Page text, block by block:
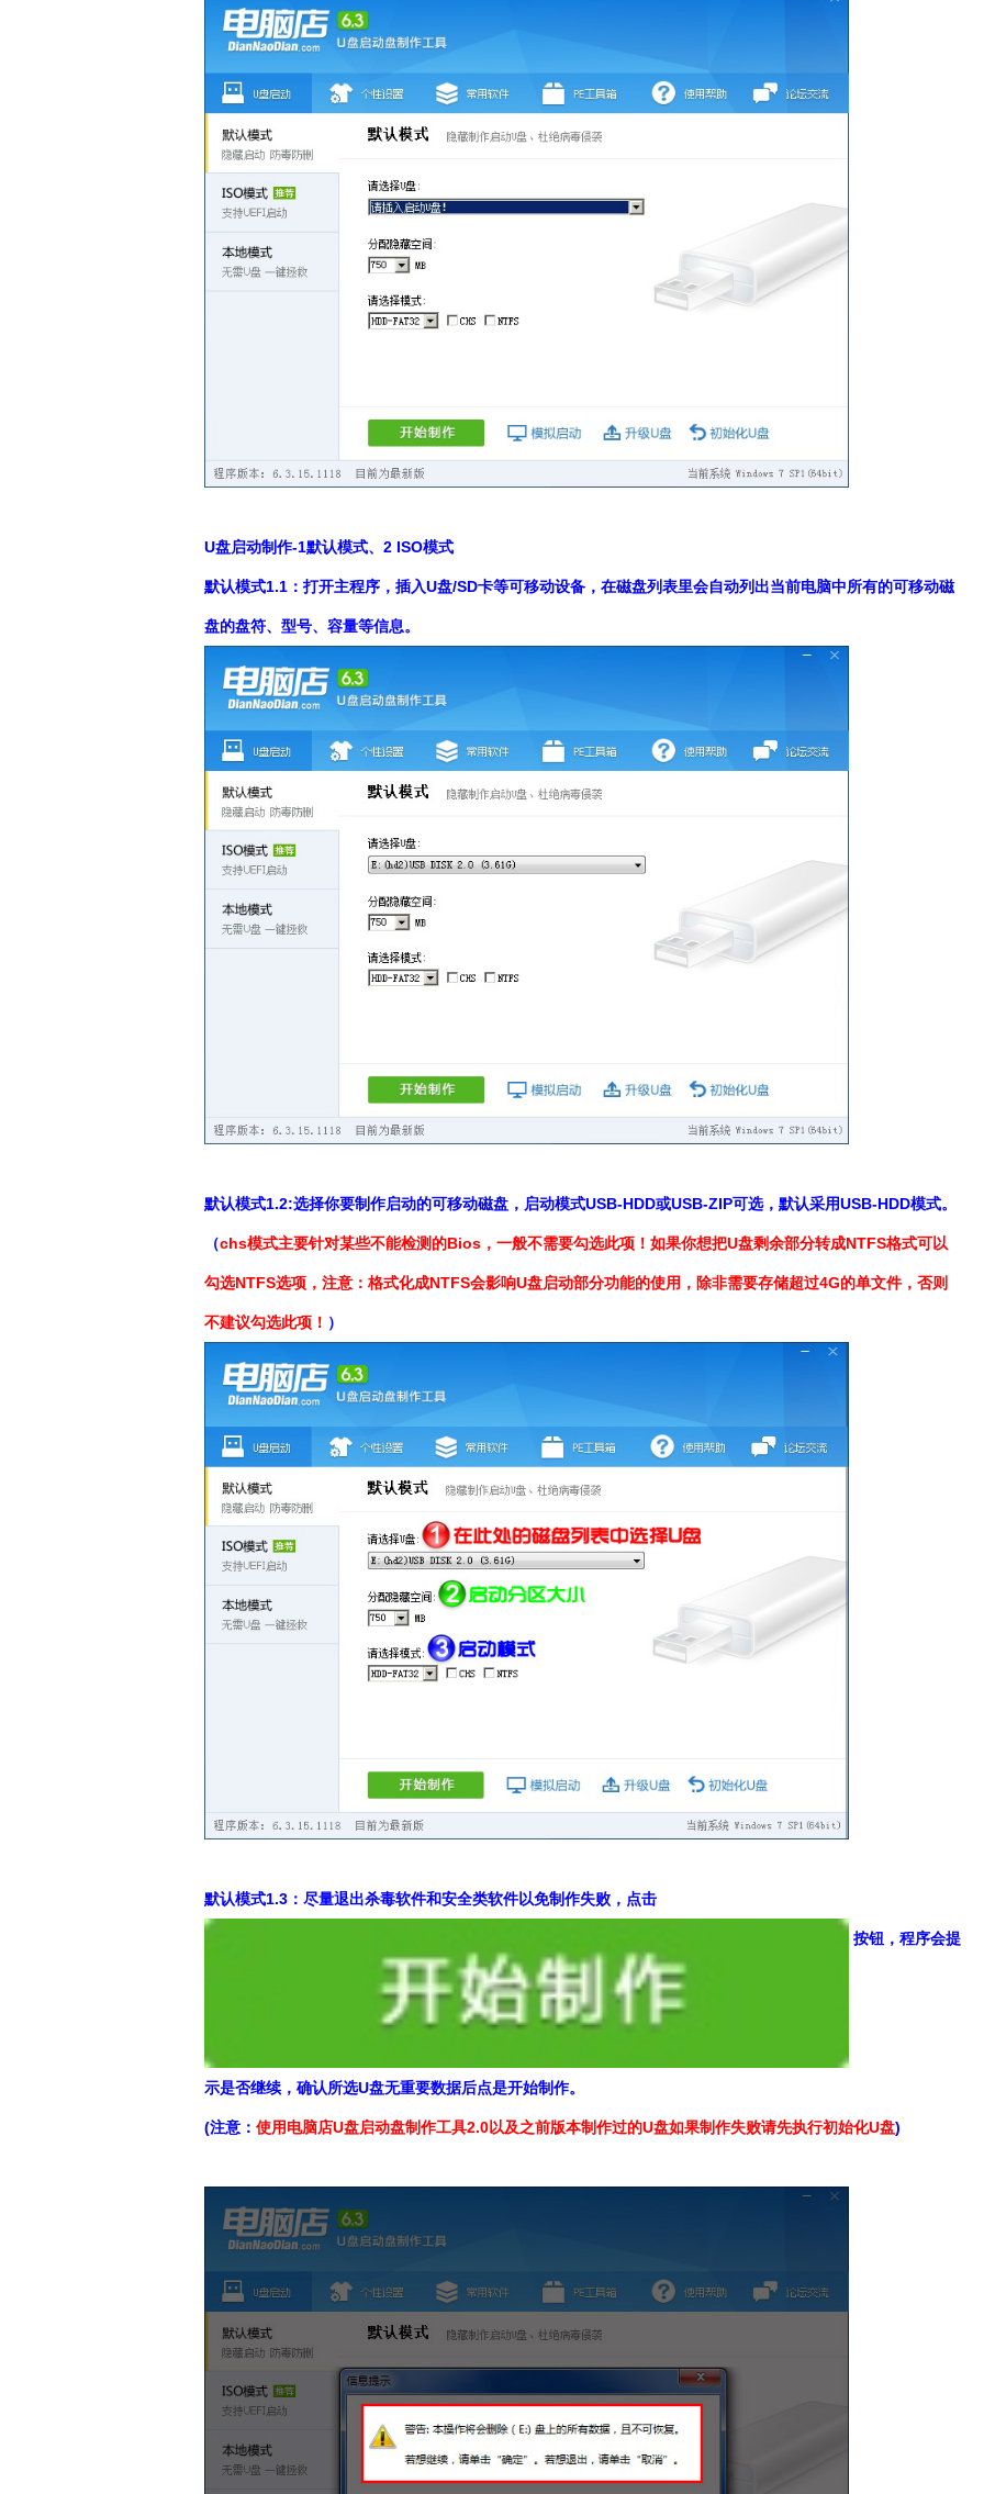
U盘启动制作-1默认模式、2 ISO模式
默认模式1.1：打开主程序，插入U盘/SD卡等可移动设备，在磁盘列表里会自动列出当前电脑中所有的可移动磁
盘的盘符、型号、容量等信息。
默认模式1.2:选择你要制作启动的可移动磁盘，启动模式USB-HDD或USB-ZIP可选，默认采用USB-HDD模式。
（chs模式主要针对某些不能检测的Bios，一般不需要勾选此项！如果你想把U盘剩余部分转成NTFS格式可以
勾选NTFS选项，注意：格式化成NTFS会影响U盘启动部分功能的使用，除非需要存储超过4G的单文件，否则
不建议勾选此项！ ）
默认模式1.3：尽量退出杀毒软件和安全类软件以免制作失败，点击
按钮，程序会提
示是否继续，确认所选U盘无重要数据后点是开始制作。
(注意： 使用电脑店U盘启动盘制作工具2.0以及之前版本制作过的U盘如果制作失败请先执行初始化U盘)